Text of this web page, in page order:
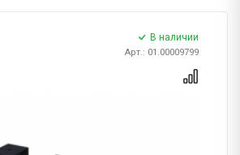
В наличии
Арт.: 01.00009799